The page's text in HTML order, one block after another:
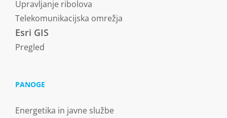
Upravljanje ribolova
Telekomunikacijska omrežja
Esri GIS
Pregled
PANOGE
Energetika in javne službe